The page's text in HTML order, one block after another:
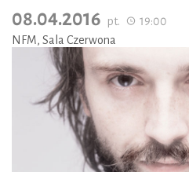
08.04.2016 pt.
19:00
NFM, Sala Czerwona